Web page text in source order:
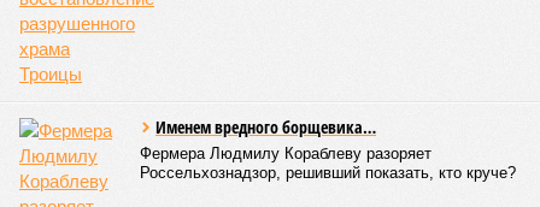
Именем вредного борщевика…
Фермера Людмилу Кораблеву разоряет
Россельхознадзор, решивший показать, кто круче?